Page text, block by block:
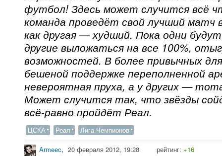
футбол! Здесь может случится всё
команда проведёт свой лучший матч
как другая — худший. Пока одни
другие выложаться на все 100%,
возможностей. В более привычных
бешеной поддержке переполненной
невероятная пруха, а у других —
Может случится так, что звёзды
всё-равно пройдёт Реал.
ЦСКА Реал Лига Чемпионов
Armeec, 20 февраля 2012, 19:28 рейтинг: +16